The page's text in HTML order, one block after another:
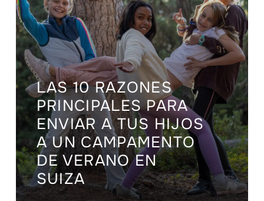
LAS 10 RAZONES
PRINCIPALES PARA
ENVIAR A TUS HIJOS
A UN CAMPAMENTO
DE VERANO EN
SUIZA